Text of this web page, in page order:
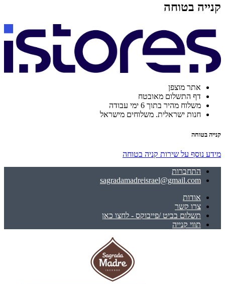
קנייה בטוחה
אתר מוצפן
דף התשלום מאובטח
משלוח מהיר בתוך 6 ימי עבודה
חנות ישראלית. משלוחים מישראל
קנייה בטוחה
מידע נוסף על שירות קניה בטוחה
התחברות
sagradamadreisrael@gmail.com
אודות
צרו קשר
תשלום בביט /פייבוקס - לחצו כאן
תווי קנייה